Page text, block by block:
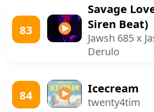
83
Savage
Siren Beat)
Jawsh 685 x
Derulo
84 Icecream
twenty4tim